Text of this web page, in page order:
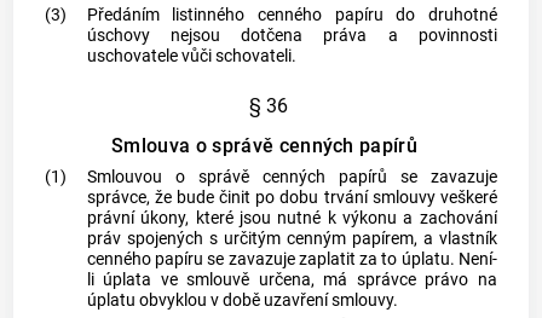
(3)
Předáním listinnéhocenného papíru do druhotné
úschovy nejsou dotčena práva a povinnosti
uschovatele vůči schovateli.
§ 36
Smlouva o správě cenných papírů
(1) Smlouvou o správě cenných papírů se zavazuje
správce, že bude činit po dobu trvání smlouvy veškeré
právní úkony, které jsou nutné k výkonu a zachování
práv spojených s určitým cenným papírem, a vlastník
cenného papíru se zavazuje zaplatit za to úplatu. Není-
li úplata ve smlouvě určena, má správce právo na
úplatu obvyklou v době uzavření smlouvy.